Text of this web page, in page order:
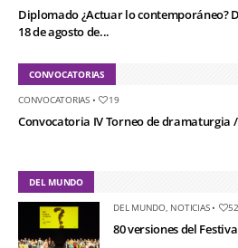
Diplomado ¿Actuar lo contemporáneo?
18 de agosto de...
CONVOCATORIAS
CONVOCATORIAS• 19
Convocatoria IV Torneo de dramaturgia /
DEL MUNDO
DEL MUNDO, NOTICIAS• 52
80 versiones del